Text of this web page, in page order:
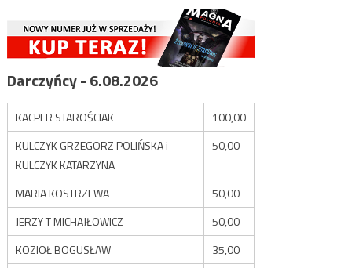
Darczyńcy - 6.08.2026
KACPER STAROŚCIAK
100,00
KULCZYK GRZEGORZ POLIŃSKA i
KULCZYK KATARZYNA
50,00
MARIA KOSTRZEWA
50,00
JERZY T MICHAJŁOWICZ
50,00
KOZIOŁ BOGUSŁAW
35,00